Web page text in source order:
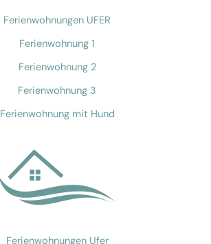
Ferienwohnungen UFER
Ferienwohnung 1
Ferienwohnung 2
Ferienwohnung 3
Ferienwohnung mit Hund
Ferienwohnungen Ufer